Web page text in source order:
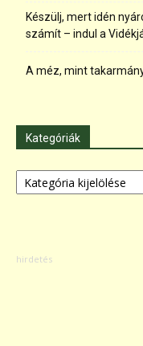
Készülj, mert idén
számít – indul a
A méz, mint
Kategóriák
Kategóriák